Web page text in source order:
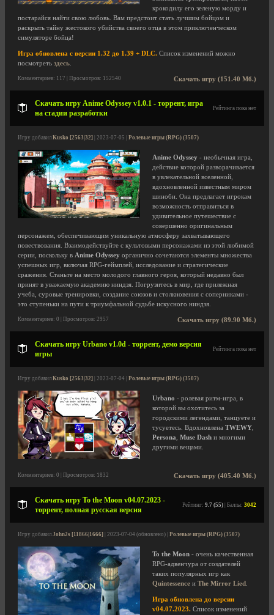
крокодилу его зеленую морду и
постарайся найти свою любовь. Вам предстоит стать лучшим бойцом и
раскрыть тайну жестокого убийства своего отца в этом приключенческом
симуляторе бойца!
Игра обновлена с версии 1.32 до 1.39 + DLC. Список изменений можно
посмотреть здесь
Скачать игру (151.40 Мб.)
Комментариев: 117 | Просмотров: 152540
Скачать игру Anime Odyssey v1.0.1 - торрент, игра
на стадии разработки
Рейтинга пока нет
Игру добавил Kusko [2563|32] | 2023-07-05 | Ролевые игры (RPG) (3507)
Anime Odyssey - необычная игра,
действие которой разворачивается
в увлекательной вселенной,
вдохновленной известным миром
шиноби. Она предлагает игрокам
возможность отправиться в
удивительное путешествие с
совершенно оригинальным
персонажем, обеспечивающим уникальную атмосферу захватывающего
повествования. Взаимодействуйте с культовыми персонажами из этой любимой
серии, поскольку в Anime Odyssey органично сочетаются элементы множества
успешных игр, включая RPG-геймплей, исследование и стратегические
сражения. Станьте на место молодого главного героя, который недавно был
принят в уважаемую академию ниндзя. Погрузитесь в мир, где прилежная
учеба, суровые тренировки, создание союзов и столкновения с соперниками -
это ступеньки на пути к триумфальной судьбе искусного ниндзя.
Скачать игру (89.90 Мб.)
Комментариев: 0 | Просмотров: 2957
Скачать игру Urbano v1.0d - торрент, демо версия
игры
Рейтинга пока нет
Игру добавил Kusko [2563|32] | 2023-07-04 | Ролевые игры (RPG) (3507)
Urbano - ролевая ритм-игра, в
которой вы охотитесь за
городскими легендами, танцуете и
тусуетесь. Вдохновлена TWEWY
Persona
Muse Dash и многими
другими вещами.
Скачать игру (405.40 Мб.)
Комментариев: 0 | Просмотров: 1832
Скачать игру To the Moon v04.07.2023 -
торрент, полная русская версия
Рейтинг: 9.7 (55) | Баллы: 3042
Игру добавил John2s [11866|1666] | 2023-07-04 (обновлено) | Ролевые игры (RPG) (3507)
To the Moon - очень качественная
RPG-адвенчура от создателей
таких популярных игр как
Quintessence и The Mirror Lied
Игра обновлена до версии
v04.07.2023. Список изменений